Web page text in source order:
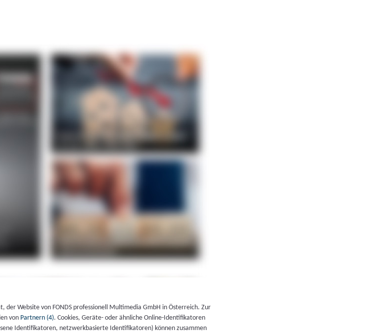
der Website von FONDS professionell Multimedia GmbH in Österreich. Zur
von Partnern (4). Cookies, Geräte- oder ähnliche Online-Identifikatoren
Identifikatoren, netzwerkbasierte Identifikatoren) können zusammen